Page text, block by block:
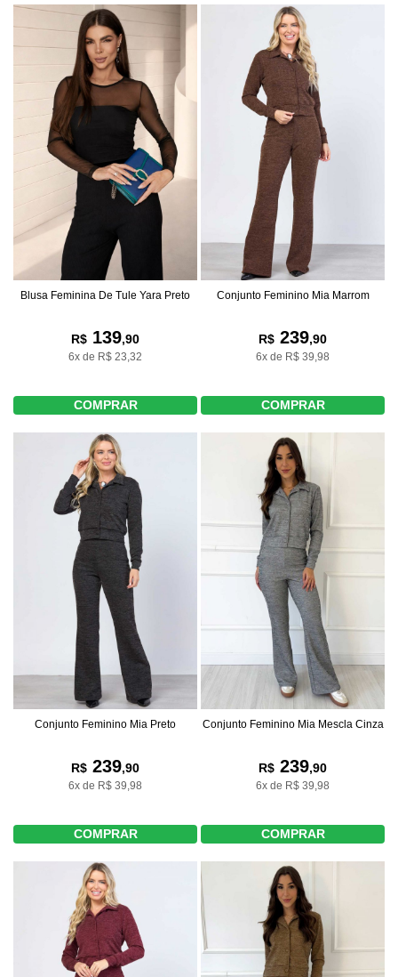
Blusa Feminina De Tule Yara Preto
R$ 139,90
6x de R$ 23,32
COMPRAR
Conjunto Feminino Mia Marrom
R$ 239,90
6x de R$ 39,98
COMPRAR
Conjunto Feminino Mia Preto
R$ 239,90
6x de R$ 39,98
COMPRAR
Conjunto Feminino Mia Mescla Cinza
R$ 239,90
6x de R$ 39,98
COMPRAR